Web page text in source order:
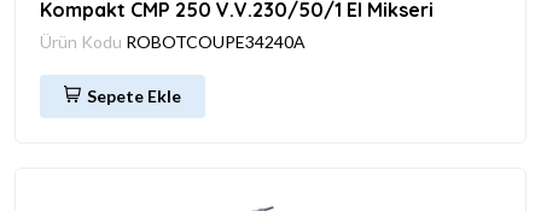
Kompakt CMP 250 V.V.230/50/1 El Mikseri
Ürün Kodu ROBOTCOUPE34240A
Sepete Ekle